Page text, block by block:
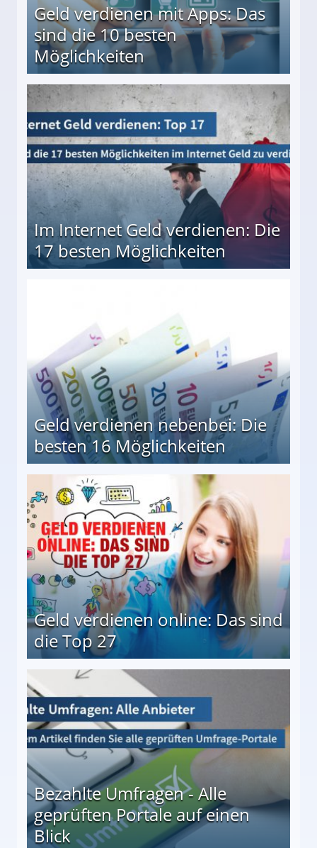
Geld verdienen mit Apps: Das
sind die 10 besten
Möglichkeiten
besten Möglichkeiten
Im Internet Geld verdienen: Die
17 besten Möglichkeiten
Geld verdienen nebenbei: Die
besten 16 Möglichkeiten
Geld verdienen online: Das sind
die Top 27
Bezahlte Umfragen - Alle
geprüften Portale auf einen
Blick